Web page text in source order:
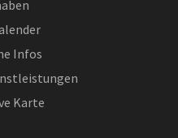
Infos
Karte